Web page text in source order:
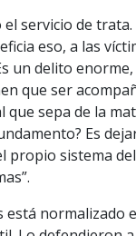
el servicio de trata.
eso, a las
un delito enorme,
que ser
que sepa de la
Es
propio sistema
está normalizado